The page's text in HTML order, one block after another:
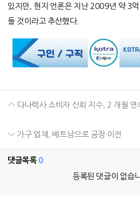
있지만, 현지 언론은 지난 2009년 약 3
들 것이라고 추산했다.
다나렉사 소비자 신뢰 지수, 2 개월 연
가구 업체, 베트남으로 공장 이전
댓글목록 0
등록된 댓글이 없습